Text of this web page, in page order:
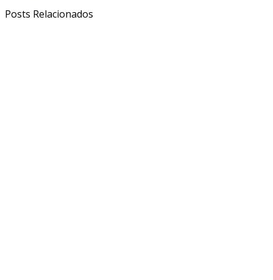
Posts Relacionados